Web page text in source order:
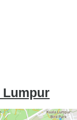
Lumpur